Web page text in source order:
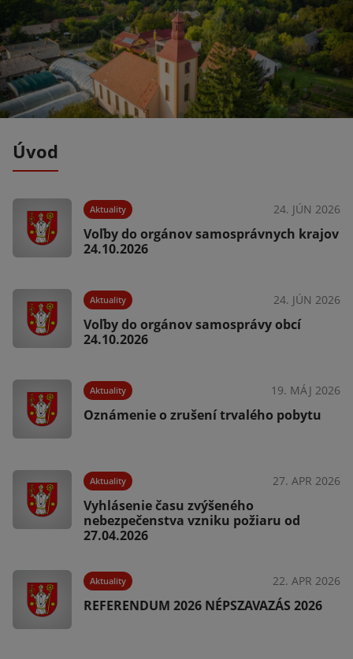
Úvod
Aktuality 24. JÚN 2026
Voľby do orgánov samosprávnych krajov
24.10.2026
Aktuality 24. JÚN 2026
Voľby do orgánov samosprávy obcí
24.10.2026
Aktuality 19. MÁJ 2026
Oznámenie o zrušení trvalého pobytu
Aktuality 27. APR 2026
Vyhlásenie času zvýšeného
nebezpečenstva vzniku požiaru od
27.04.2026
Aktuality 22. APR 2026
REFERENDUM 2026 NÉPSZAVAZÁS 2026